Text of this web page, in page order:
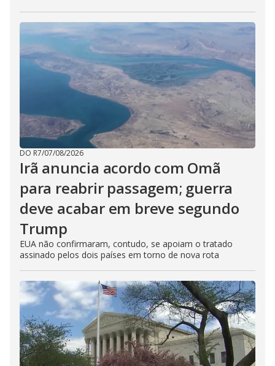
DO R7/07/08/2026
Irã anuncia acordo com Omã
para reabrir passagem; guerra
deve acabar em breve segundo
Trump
EUA não confirmaram, contudo, se apoiam o tratado
assinado pelos dois países em torno de nova rota